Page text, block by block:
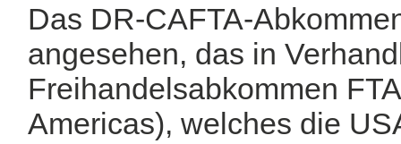
Das DR-CAFTA-
angesehen, das in
Freihandelsabkommen
Americas), welches die